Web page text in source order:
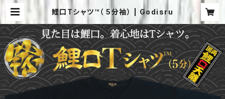
鯉口Tシャツ™（ 5分袖） | Godisru